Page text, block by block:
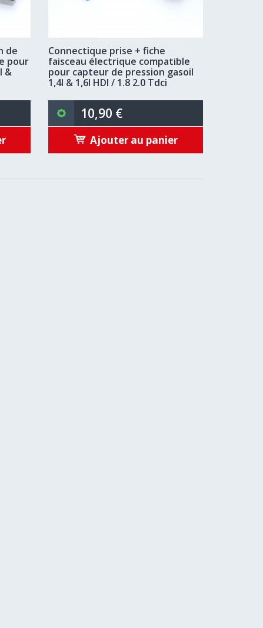
de
pour
&
Connectique prise + fiche
faisceau électrique compatible
pour capteur de pression gasoil
1,4l & 1,6l HDI / 1.8 2.0 Tdci
10,90 €
Ajouter au panier